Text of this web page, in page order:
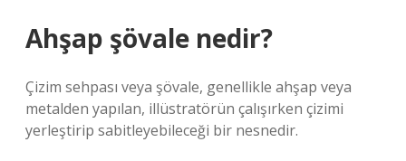
Ahşap şövale nedir?
Çizim sehpası veya şövale, genellikle ahşap veya
metalden yapılan, illüstratörün çalışırken çizimi
yerleştirip sabitleyebileceği bir nesnedir.